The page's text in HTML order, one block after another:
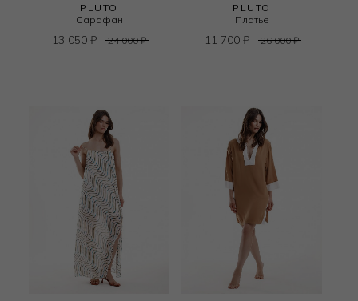
PLUTO
Сарафан
13 050 ₽ 24 000₽
PLUTO
Платье
11 700 ₽ 26 000₽